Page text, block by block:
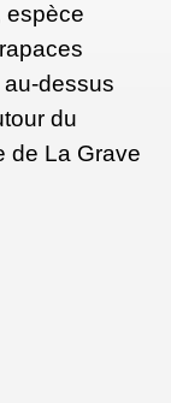
espèce
au-dessus
du
de La Grave